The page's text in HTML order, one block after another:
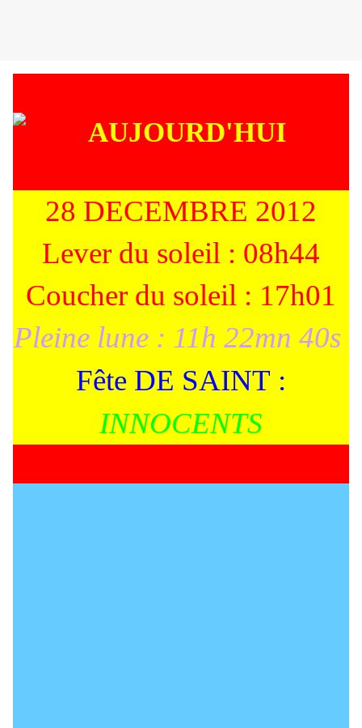
28 DECEMBRE 2012
Lever du soleil : 08h44
Coucher du soleil : 17h01
Pleine lune : 11h 22mn 40s
Fête DE SAINT :
INNOCENTS